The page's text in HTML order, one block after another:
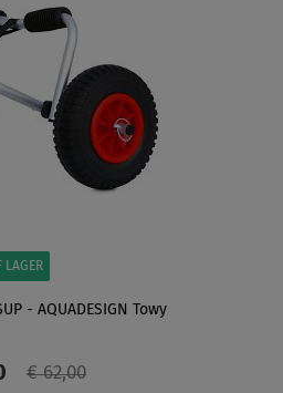
LAGER
- AQUADESIGN Towy
€ 62,00